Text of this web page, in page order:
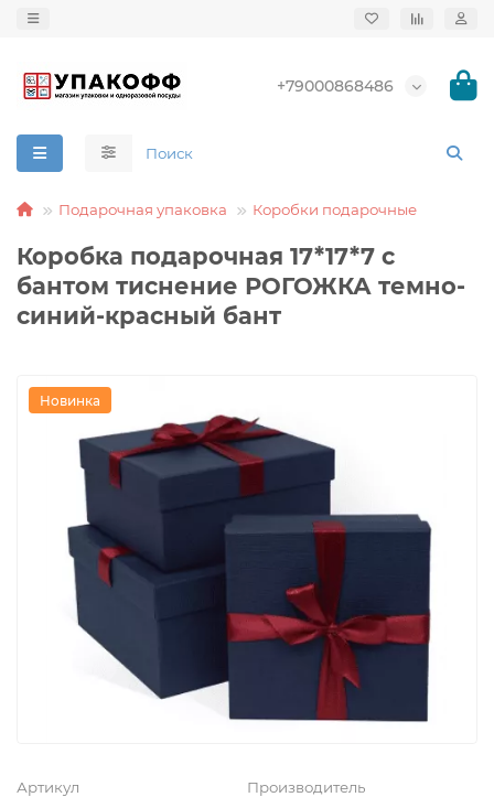
+79000868486
Подарочная упаковка Коробки подарочные
Коробка подарочная 17*17*7 с
бантом тиснение РОГОЖКА темно-
синий-красный бант
Новинка
Артикул Производитель